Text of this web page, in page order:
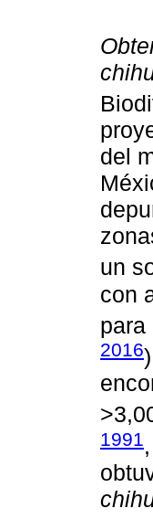
del
un
con
para
2016
1991,